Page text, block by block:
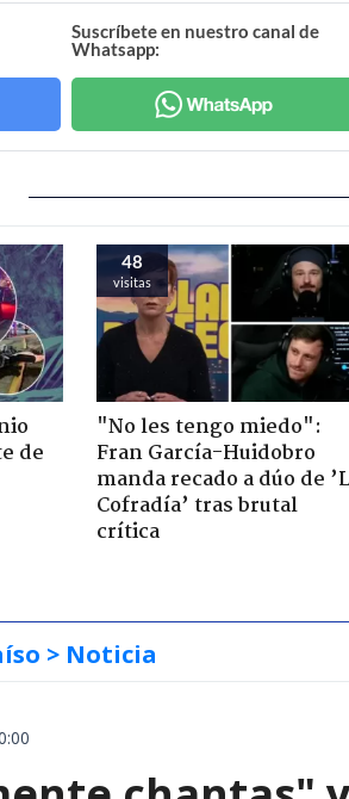
Suscríbete en nuestro canal de
Whatsapp:
de
48
visitas
"No les tengo miedo":
Fran García-Huidobro
manda recado a dúo de
Cofradía’ tras brutal
crítica
> Noticia